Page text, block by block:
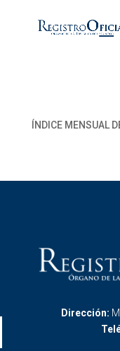
ÍNDICE MENSUAL
Dirección: